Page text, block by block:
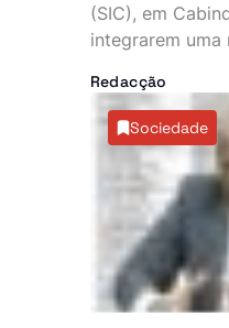
(SIC), em
integrarem uma
rede Vodacom,
terá desviado
e cinco milhões
dinheiro
uma vida de
viaturas topo
caros e festas
Redacção
Sociedade